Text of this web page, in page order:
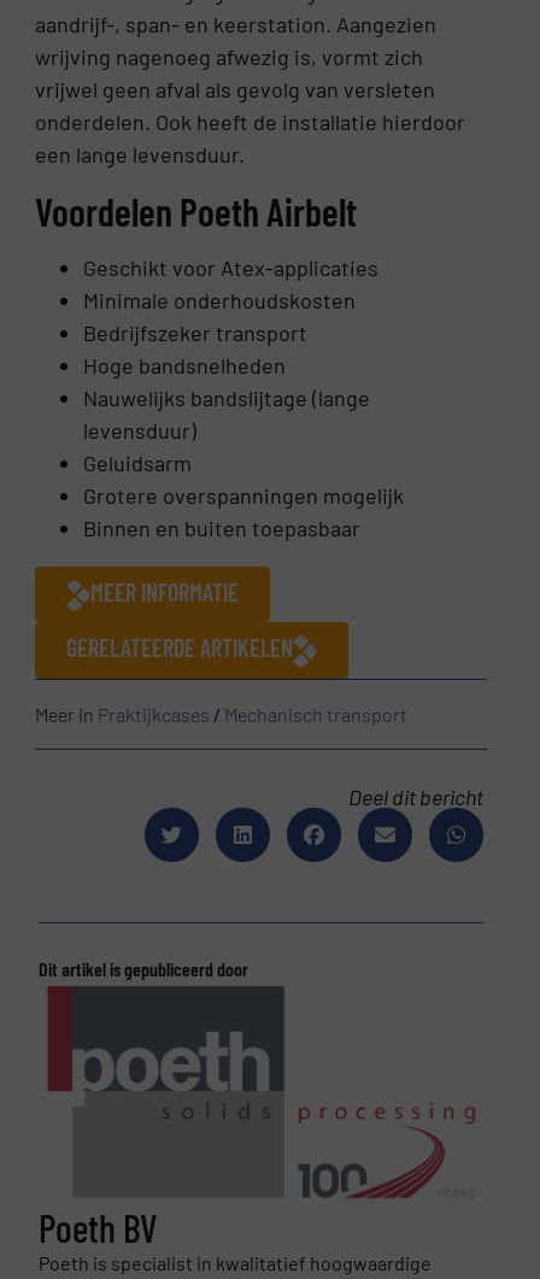
aandrijf-, span- en keerstation. Aangezien
wrijving nagenoeg afwezig is, vormt zich
vrijwel geen afval als gevolg van versleten
onderdelen. Ook heeft de installatie hierdoor
een lange levensduur.
Voordelen Poeth Airbelt
Geschikt voor Atex-applicaties
Minimale onderhoudskosten
Bedrijfszeker transport
Hoge bandsnelheden
Nauwelijks bandslijtage (lange
levensduur)
Geluidsarm
Grotere overspanningen mogelijk
Binnen en buiten toepasbaar
MEER INFORMATIE
GERELATEERDE ARTIKELEN
Meer in Praktijkcases / Mechanisch transport
Deel dit bericht
Dit artikel is gepubliceerd door
Poeth BV
Poeth is specialist in kwalitatief hoogwaardige